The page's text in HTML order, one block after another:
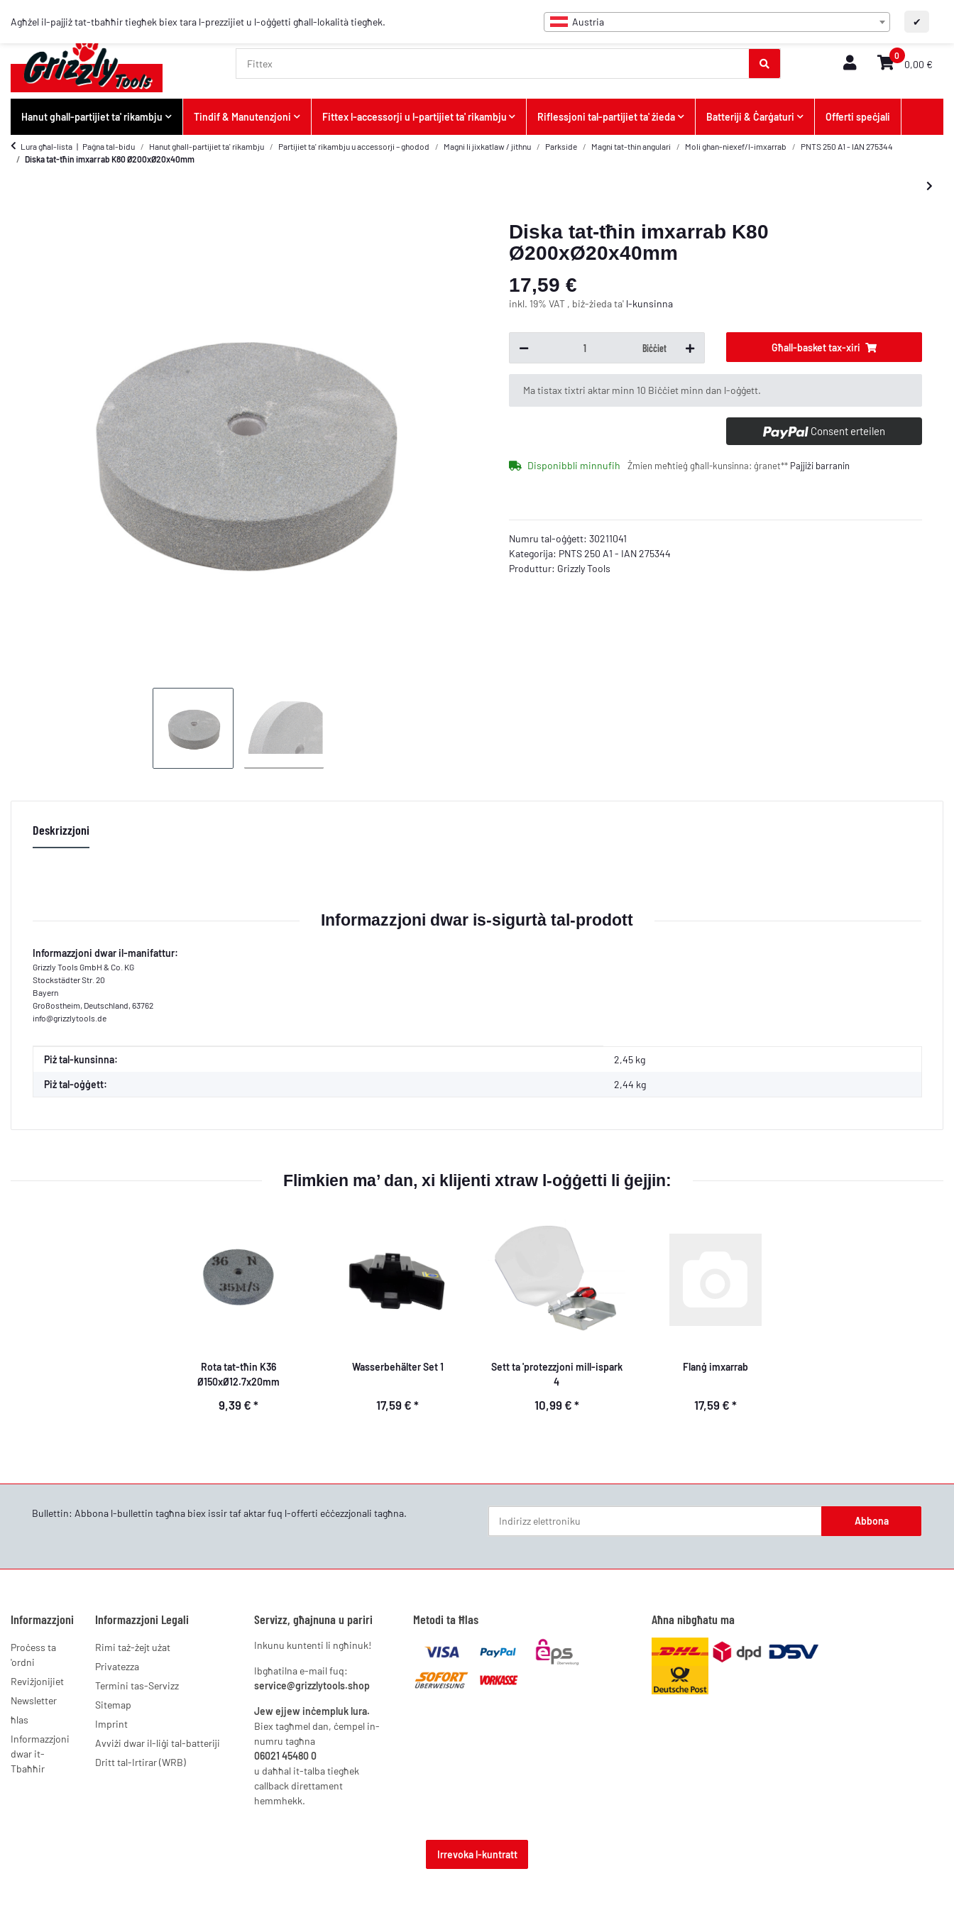
Agħżel il-pajjiż tat-tbaħħir tiegħek biex tara l-prezzijiet u l-oġġetti għall-lokalità tiegħek. Austria ✔
MT FAQ/Kuntatt
0
0,00 €
Hanut ghall-partijiet ta' rikambju Tindif & Manutenzjoni Fittex l-accessorji u l-partijiet ta' rikambju Riflessjoni tal-partijiet ta' żieda Batteriji & Ċarġaturi Offerti speċjali
Lura għal-lista Paġna tal-bidu Hanut ghall-partijiet ta' rikambju Partijiet ta' rikambju u accessorji – ghodod Magni li jixkatlaw / jithnu Parkside Magni tat-thin angulari Moli ghan-niexef/l-imxarrab
PNTS 250 A1 - IAN 275344
Diska tat-tħin imxarrab K80 Ø200xØ20x40mm
Diska tat-tħin imxarrab K80
Ø200xØ20x40mm
17,59 €
inkl. 19% VAT , biż-żieda ta' l-kunsinna
Biċċiet Għall-basket tax-xiri
x
Ma tistax tixtri aktar minn 10 Biċċiet minn dan l-oġġett.
Consent erteilen
Disponibbli minnufih Żmien meħtieġ għall-kunsinna: ġranet** Pajjiżi barranin
Numru tal-oġġett: 30211041
Kategorija: PNTS 250 A1 - IAN 275344
Produttur: Grizzly Tools
Deskrizzjoni
Informazzjoni dwar is-sigurtà tal-prodott
Informazzjoni dwar il-manifattur:
Grizzly Tools GmbH & Co. KG
Stockstädter Str. 20
Bayern
Großostheim, Deutschland, 63762
info@grizzlytools.de
#productDetails.itemInformation#
#productDetails.itemValue#
Piż tal-kunsinna: 2,45 kg
Piż tal-oġġett: 2,44 kg
Flimkien ma’ dan, xi klijenti xtraw l-oġġetti li ġejjin:
Rota tat-tħin K36
Ø150xØ12.7x20mm
9,39 € *
Wasserbehälter Set 1
17,59 € *
Sett ta 'protezzjoni mill-ispark
4
10,99 € *
Flanġ imxarrab
17,59 € *
Bullettin: Abbona l-bullettin tagħna biex issir taf aktar fuq l-offerti eċċezzjonali tagħna.
Abbona
Informazzjoni
Proċess ta
'ordni
Reviżjonijiet
Newsletter
ħlas
Informazzjoni
dwar it-
Tbaħħir
Informazzjoni Legali
Rimi taż-żejt użat
Privatezza
Termini tas-Servizz
Sitemap
Imprint
Avviżi dwar il-liġi tal-batteriji
Dritt tal-Irtirar (WRB)
Servizz, għajnuna u pariri
Inkunu kuntenti li ngħinuk!
Ibgħatilna e-mail fuq:
service@grizzlytools.shop
Jew ejjew inċempluk lura.
Biex tagħmel dan, ċempel in-
numru tagħna
06021 45480 0
u daħħal it-talba tiegħek
callback direttament
hemmhekk.
Metodi ta Ħlas Aħna nibgħatu ma
Irrevoka l-kuntratt